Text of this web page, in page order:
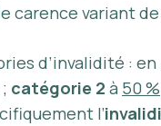
carence variant
d’invalidité : en
catégorie 2 à 50 %
l’